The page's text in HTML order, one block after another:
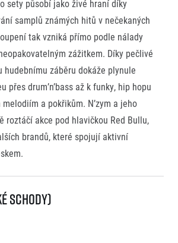
sety působí jako živé hraní díky
samplů známých hitů v nečekaných
tak vzniká přímo podle nálady
zážitkem. Díky pečlivé
hudebnímu záběru dokáže plynule
přes drum’n’bass až k funky, hip hopu
a pokřikům. N’zym a jeho
roztáčí akce pod hlavičkou Red Bullu,
brandů, které spojují aktivní
Schody)